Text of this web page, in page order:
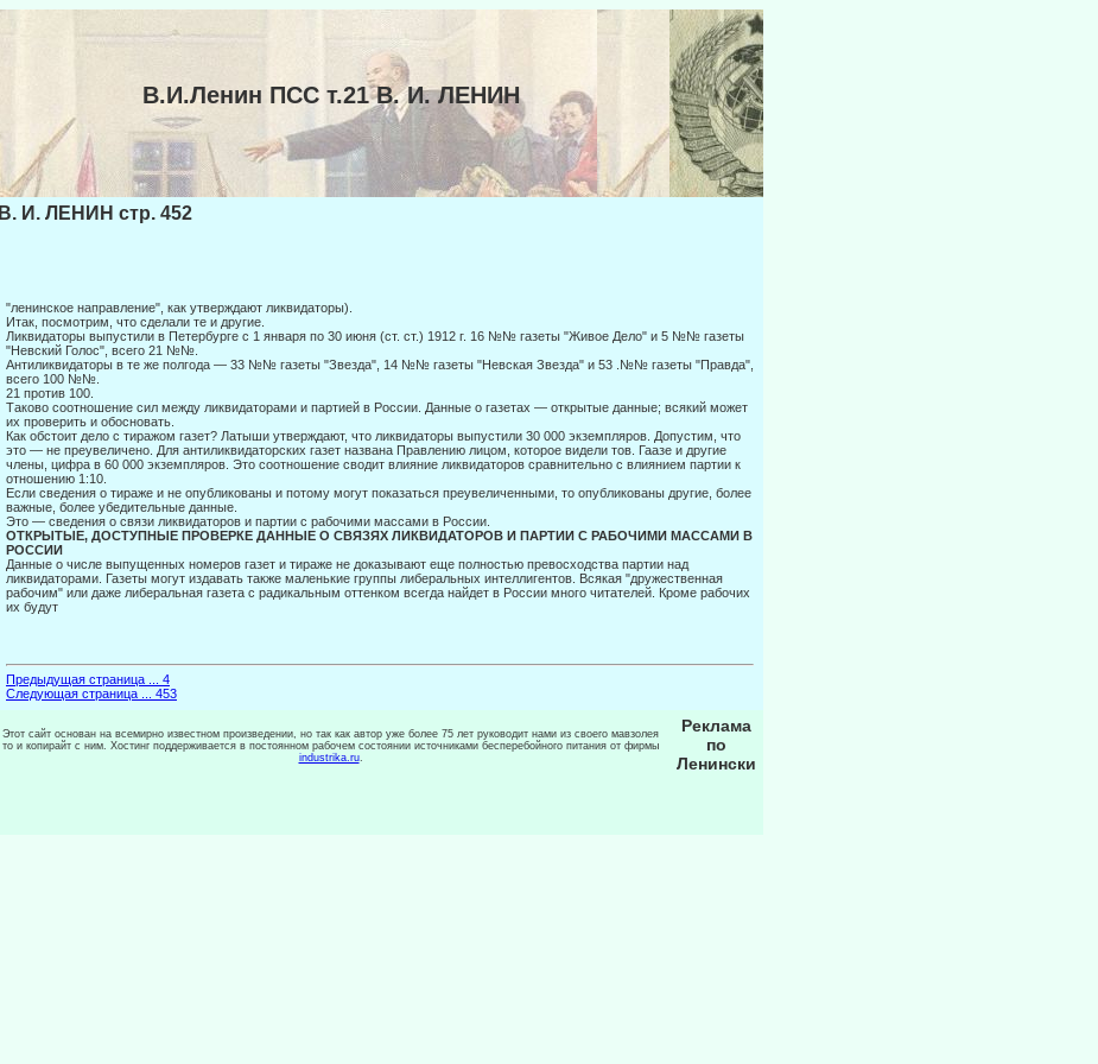
В.И.Ленин ПСС т.21 В. И. ЛЕНИН
В. И. ЛЕНИН стр. 452
"ленинское направление", как утверждают ликвидаторы).
Итак, посмотрим, что сделали те и другие.
Ликвидаторы выпустили в Петербурге с 1 января по 30 июня (ст. ст.) 1912 г. 16 №№ газеты "Живое Дело" и 5 №№ газеты
"Невский Голос", всего 21 №№.
Антиликвидаторы в те же полгода — 33 №№ газеты "Звезда", 14 №№ газеты "Нев­ская Звезда" и 53 .№№ газеты "Правда",
всего 100 №№.
21 против 100.
Таково соотношение сил между ликвидаторами и партией в России. Данные о газе­тах — открытые данные; всякий может
их проверить и обосновать.
Как обстоит дело с тиражом газет? Латыши утверждают, что ликвидаторы выпусти­ли 30 000 экземпляров. Допустим, что
это — не преувеличено. Для антиликвидатор­ских газет названа Правлению лицом, которое видели тов. Гаазе и другие
члены, цифра в 60 000 экземпляров. Это соотношение сводит влияние ликвидаторов сравнительно с влиянием партии к
отношению 1:10.
Если сведения о тираже и не опубликованы и потому могут показаться преувеличен­ными, то опубликованы другие, более
важные, более убедительные данные.
Это — сведения о связи ликвидаторов и партии с рабочими массами в России.
ОТКРЫТЫЕ, ДОСТУПНЫЕ ПРОВЕРКЕ ДАННЫЕ О СВЯЗЯХ ЛИКВИДАТОРОВ И ПАРТИИ С РАБОЧИМИ МАССАМИ В
РОССИИ
Данные о числе выпущенных номеров газет и тираже не доказывают еще полностью превосходства партии над
ликвидаторами. Газеты могут издавать также маленькие группы либеральных интеллигентов. Всякая "дружественная
рабочим" или даже либе­ральная газета с радикальным оттенком всегда найдет в России много читателей. Кроме рабочих
их будут
Предыдущая страница ... 4
Следующая страница ... 453
Этот сайт основан на всемирно известном произведении, но так как автор уже более 75 лет руководит нами из своего мавзолея
то и копирайт с ним. Хостинг поддерживается в постоянном рабочем состоянии источниками бесперебойного питания от фирмы
industrika.ru.
Реклама
по
Ленински